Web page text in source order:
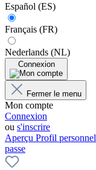
Español (ES)
Français (FR)
Nederlands (NL)
Connexion
Fermer le menu
Mon compte
Connexion
ou s'inscrire
Aperçu Profil personnel
passe